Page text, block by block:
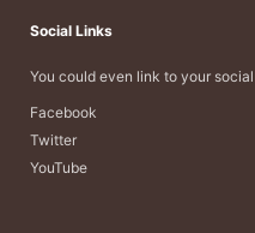
Social Links
You could even link to your
Facebook
Twitter
YouTube